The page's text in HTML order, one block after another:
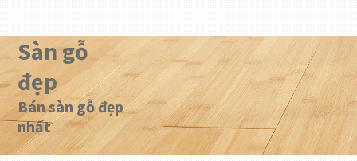
Sàn gỗ
đẹp
Bán sàn gỗ đẹp
nhất